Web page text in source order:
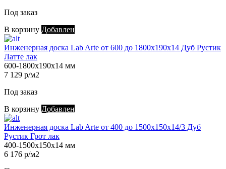
Под заказ
В корзину Добавлен
Инженерная доска Lab Arte от 600 до 1800х190х14 Дуб Рустик
Латте лак
600-1800х190х14 мм
7 129 р/м2
Под заказ
В корзину Добавлен
Инженерная доска Lab Arte от 400 до 1500х150х14/3 Дуб
Рустик Грот лак
400-1500х150х14 мм
6 176 р/м2